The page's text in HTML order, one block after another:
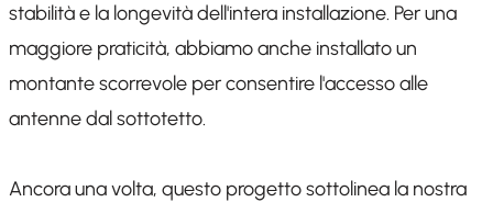
stabilità e la longevità dell'intera installazione. Per una
maggiore praticità, abbiamo anche installato un
montante scorrevole per consentire l'accesso alle
antenne dal sottotetto.
Ancora una volta, questo progetto sottolinea la nostra